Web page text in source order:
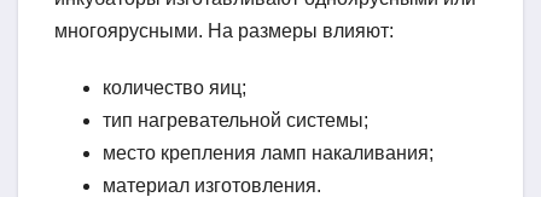
многоярусными. На размеры влияют:
количество яиц;
тип нагревательной системы;
место крепления ламп накаливания;
материал изготовления.